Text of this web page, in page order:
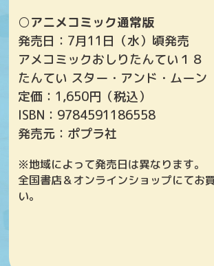
○アニメコミック通常版
発売日：7月11日（水）頃発売
アメコミックおしりたんてい１８
たんてい スター・アンド・ムーン
定価：1,650円（税込）
ISBN：9784591186558
発売元：ポプラ社
※地域によって発売日は異なります。
全国書店＆オンラインショップにてお
い。